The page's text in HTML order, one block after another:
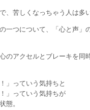
、苦しくなっちゃう人は多
一つについて、「心と声」
のアクセルとブレーキを同
」っていう気持ちと
」っていう気持ちが
態。